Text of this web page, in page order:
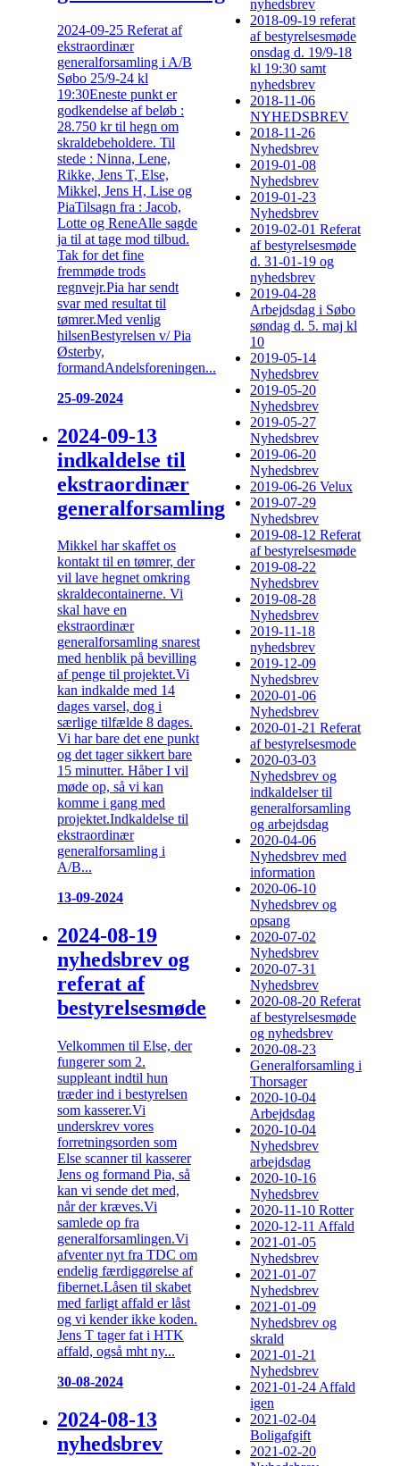
2024-09-25 Referat af
ekstraordinær
generalforsamling i A/B
Søbo 25/9-24 kl
19:30Eneste punkt er
godkendelse af beløb :
28.750 kr til hegn om
skraldebeholdere. Til
stede : Ninna, Lene,
Rikke, Jens T, Else,
Mikkel, Jens H, Lise og
PiaTilsagn fra : Jacob,
Lotte og ReneAlle sagde
ja til at tage mod tilbud.
Tak for det fine
fremmøde trods
regnvejr.Pia har sendt
svar med resultat til
tømrer.Med venlig
hilsenBestyrelsen v/ Pia
Østerby,
formandAndelsforeningen...
25-09-2024
2024-09-13
indkaldelse til
ekstraordinær
generalforsamling
Mikkel har skaffet os
kontakt til en tømrer, der
vil lave hegnet omkring
skraldecontainerne. Vi
skal have en
ekstraordinær
generalforsamling snarest
med henblik på bevilling
af penge til projektet.Vi
kan indkalde med 14
dages varsel, dog i
særlige tilfælde 8 dages.
Vi har bare det ene punkt
og det tager sikkert bare
15 minutter. Håber I vil
møde op, så vi kan
komme i gang med
projektet.Indkaldelse til
ekstraordinær
generalforsamling i
A/B...
13-09-2024
2024-08-19
nyhedsbrev og
referat af
bestyrelsesmøde
Velkommen til Else, der
fungerer som 2.
suppleant indtil hun
træder ind i bestyrelsen
som kasserer.Vi
underskrev vores
forretningsorden som
Else scanner til kasserer
Jens og formand Pia, så
kan vi sende det med,
når der kræves.Vi
samlede op fra
generalforsamlingen.Vi
afventer nyt fra TDC om
endelig færdiggørelse af
fibernet.Låsen til skabet
med farligt affald er låst
og vi kender ikke koden.
Jens T tager fat i HTK
affald, også mht ny...
30-08-2024
2024-08-13
nyhedsbrev
nyhedsbrev
2018-09-19 referat
af bestyrelsesmøde
onsdag d. 19/9-18
kl 19:30 samt
nyhedsbrev
2018-11-06
NYHEDSBREV
2018-11-26
Nyhedsbrev
2019-01-08
Nyhedsbrev
2019-01-23
Nyhedsbrev
2019-02-01 Referat
af bestyrelsesmøde
d. 31-01-19 og
nyhedsbrev
2019-04-28
Arbejdsdag i Søbo
søndag d. 5. maj kl
10
2019-05-14
Nyhedsbrev
2019-05-20
Nyhedsbrev
2019-05-27
Nyhedsbrev
2019-06-20
Nyhedsbrev
2019-06-26 Velux
2019-07-29
Nyhedsbrev
2019-08-12 Referat
af bestyrelsesmøde
2019-08-22
Nyhedsbrev
2019-08-28
Nyhedsbrev
2019-11-18
nyhedsbrev
2019-12-09
Nyhedsbrev
2020-01-06
Nyhedsbrev
2020-01-21 Referat
af bestyrelsesmode
2020-03-03
Nyhedsbrev og
indkaldelser til
generalforsamling
og arbejdsdag
2020-04-06
Nyhedsbrev med
information
2020-06-10
Nyhedsbrev og
opsang
2020-07-02
Nyhedsbrev
2020-07-31
Nyhedsbrev
2020-08-20 Referat
af bestyrelsesmøde
og nyhedsbrev
2020-08-23
Generalforsamling i
Thorsager
2020-10-04
Arbejdsdag
2020-10-04
Nyhedsbrev
arbejdsdag
2020-10-16
Nyhedsbrev
2020-11-10 Rotter
2020-12-11 Affald
2021-01-05
Nyhedsbrev
2021-01-07
Nyhedsbrev
2021-01-09
Nyhedsbrev og
skrald
2021-01-21
Nyhedsbrev
2021-01-24 Affald
igen
2021-02-04
Boligafgift
2021-02-20